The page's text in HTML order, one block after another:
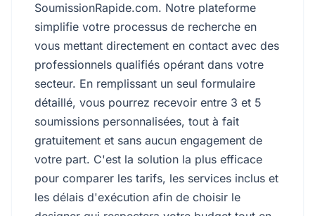
SoumissionRapide.com. Notre plateforme
simplifie votre processus de recherche en
vous mettant directement en contact avec des
professionnels qualifiés opérant dans votre
secteur. En remplissant un seul formulaire
détaillé, vous pourrez recevoir entre 3 et 5
soumissions personnalisées, tout à fait
gratuitement et sans aucun engagement de
votre part. C'est la solution la plus efficace
pour comparer les tarifs, les services inclus et
les délais d'exécution afin de choisir le